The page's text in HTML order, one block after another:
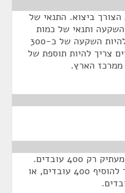
הצורך ביצוא. התנאי של
ותנאי של כמות
עובדים. מבחינת ההשקעה צריכה להיות השקעה של כ-300
צריך להיות תוספת של
לא, אם הוא מעתיק מפעל, אז הוא מעתיק רק 400 עובדים.
אם הוא קיים פה כבר, אז הוא צריך להוסיף 400 עובדים, או